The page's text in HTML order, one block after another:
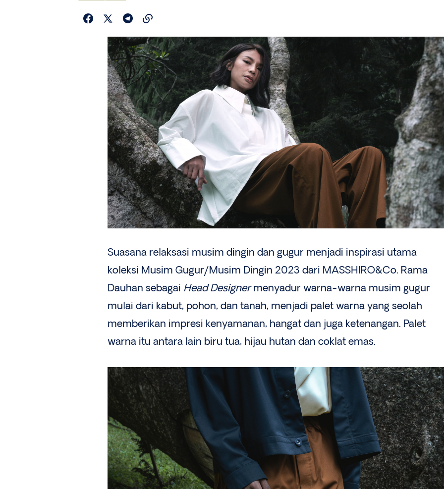
Suasana relaksasi musim dingin dan gugur menjadi inspirasi utama
koleksi Musim Gugur/Musim Dingin 2023 dari MASSHIRO&Co. Rama
Dauhan sebagai Head Designermenyadur warna-warna musim gugur
mulai dari kabut, pohon, dan tanah, menjadi palet warna yang seolah
memberikan impresi kenyamanan, hangat dan juga ketenangan. Palet
warna itu antara lain biru tua, hijau hutan dan coklat emas.